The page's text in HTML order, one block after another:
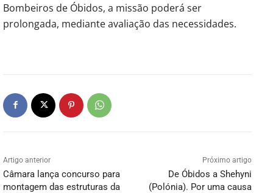
Bombeiros de Óbidos, a missão poderá ser
prolongada, mediante avaliação das necessidades.
Artigo anterior
Câmara lança concurso para
montagem das estruturas da
Próximo artigo
De Óbidos a Shehyni
(Polónia). Por uma causa